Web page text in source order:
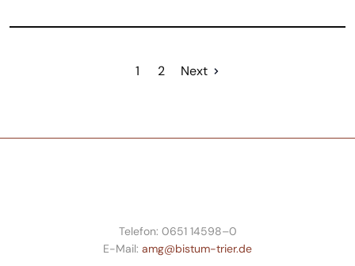
1 2 Next
Telefon: 0651 14598–0
E-Mail: amg@bistum-trier.de